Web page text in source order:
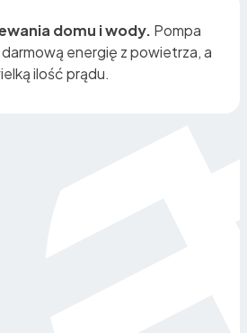
domu i wody. Pompa
energię z powietrza, a
ilość prądu.